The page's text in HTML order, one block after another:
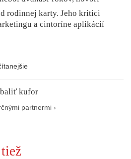
rodinnej karty. Jeho kritici
a cintoríne aplikácií
kufor
partnermi ›